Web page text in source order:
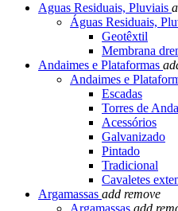
Aguas Residuais, Pluviais
Águas Residuais,
Geotêxtil
Membrana
Andaimes e Plataformas
Andaimes e
Escadas
Torres de
Acessórios
Galvanizado
Pintado
Tradicional
Cavaletes
Argamassas add remove